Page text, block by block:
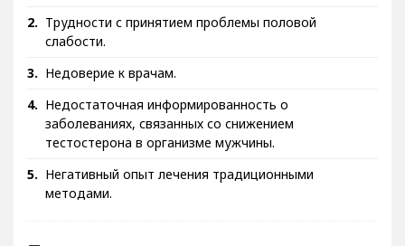
Трудности с принятием проблемы половой
Недоверие к врачам.
Недостаточная информированность о
заболеваниях, связанных со снижением
тестостерона в организме мужчины.
Негативный опыт лечения традиционными